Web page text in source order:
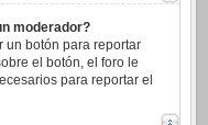
moderador?
un botón para reportar
el botón, el foro le
para reportar el